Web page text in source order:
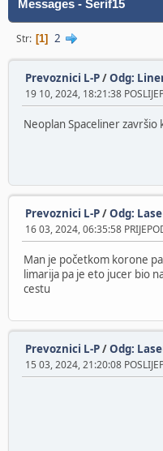
Messages - Šerif15
Str 1 2
Prevoznici L-P/Odg:
19 10, 2024, 18:21:38
Neoplan Spaceliner završio
Prevoznici L-P/Odg:
16 03, 2024, 06:35:58
Man je početkom korone
limarija pa je eto jucer bio
cestu
Prevoznici L-P/Odg:
15 03, 2024, 21:20:08